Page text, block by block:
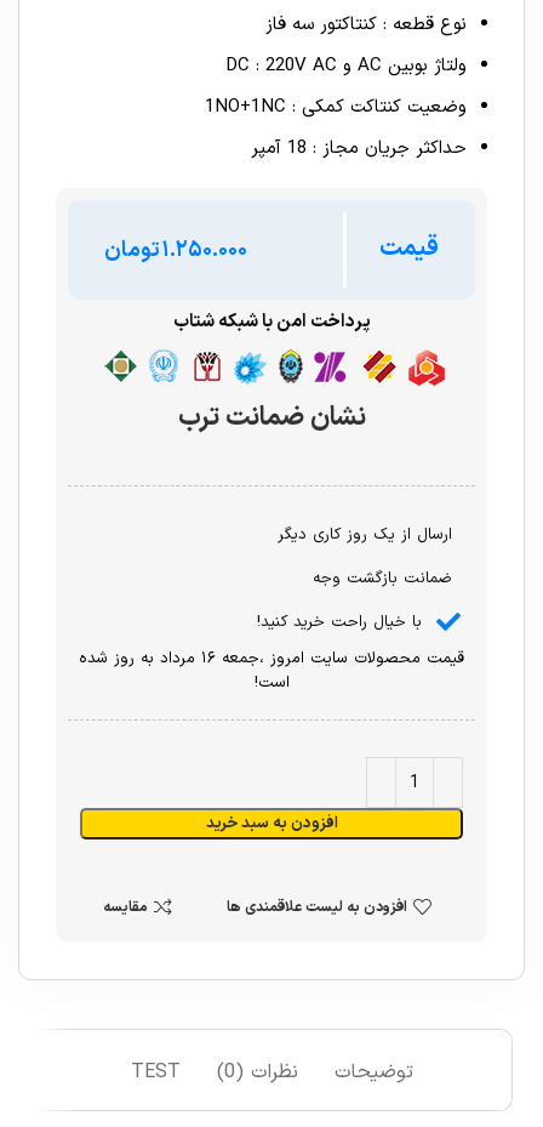
نوع قطعه : کنتاکتور سه فاز
ولتاژ بوبین AC و DC : 220V AC
وضعیت کنتاکت کمکی : 1NO+1NC
حداکثر جریان مجاز : 18 آمپر
قیمت تومان
پرداخت امن با شبکه شتاب
نشان ضمانت ترب
ارسال از یک روز کاری دیگر
ضمانت بازگشت وجه
با خیال راحت خرید کنید!
قیمت محصولات سایت امروز ،جمعه ۱۶ مرداد به روز شده
است!
افزودن به سبد خرید
افزودن به لیست علاقمندی ها مقایسه
توضیحات نظرات (0) TEST